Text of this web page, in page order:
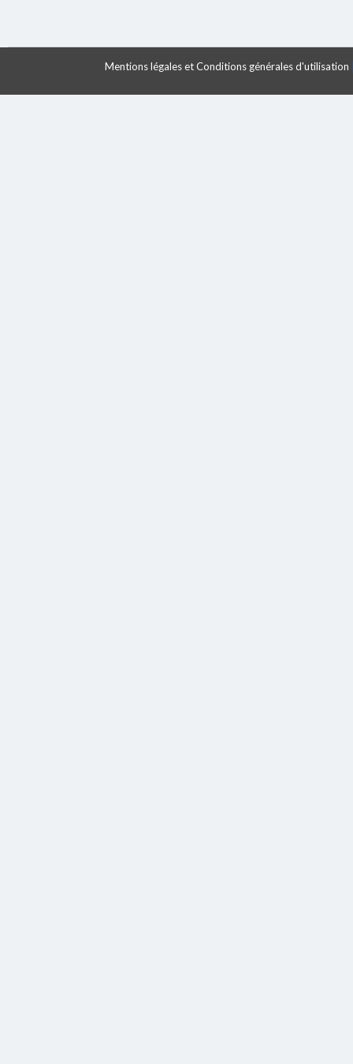
Mentions légales et Conditions générales d'utilisation